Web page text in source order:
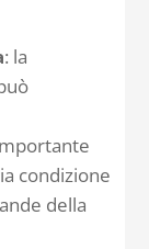
: la
condizione
della